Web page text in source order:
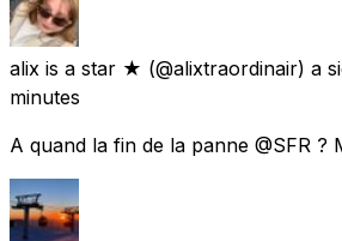
alix is a star ★ (@alixtraordinair) a
minutes
A quand la fin de la panne @SFR ?